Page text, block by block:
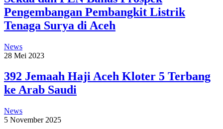
Pengembangan Pembangkit Listrik
Tenaga Surya di Aceh
News
28 Mei 2023
392 Jemaah Haji Aceh Kloter 5 Terbang
ke Arab Saudi
News
5 November 2025